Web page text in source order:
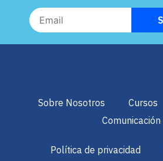
Sobre Nosotros Cursos
Comunicación
Política de privacidad